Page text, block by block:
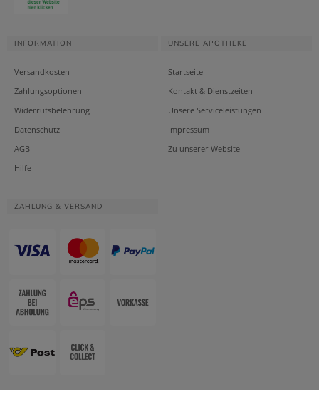
INFORMATION
Versandkosten
Zahlungsoptionen
Widerrufsbelehrung
Datenschutz
AGB
Hilfe
UNSERE APOTHEKE
Startseite
Kontakt & Dienstzeiten
Unsere Serviceleistungen
Impressum
Zu unserer Website
ZAHLUNG & VERSAND